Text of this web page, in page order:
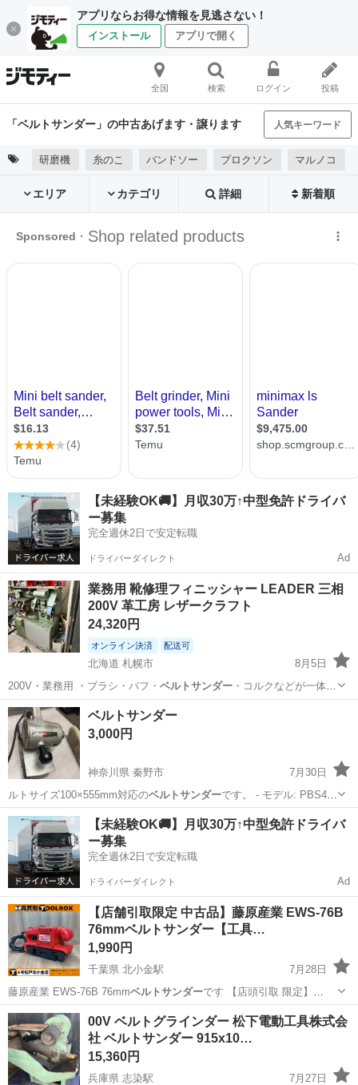
アプリならお得な情報を見逃さない！
インストール アプリで開く
全国 検索 ログイン 投稿
「ベルトサンダー」の中古あげます・譲ります 人気キーワード
研磨機 糸のこ バンドソー プロクソン マルノコ
エリア カテゴリ 詳細 新着順
【未経験OK🚚】月収30万↑中型免許ドライバ
ー募集
完全週休2日で安定転職
ドライバーダイレクト Ad
業務用 靴修理フィニッシャー LEADER 三相
200V 革工房 レザークラフト
24,320円
オンライン決済 配送可
北海道 札幌市
8月5日
200V・業務用 ・ブラシ・バフ・ ベルトサンダー・コルクなどが一体に
なった本格的な…
北海道 札幌市 靴
ベルトサンダー
3,000円
神奈川県 秦野市
7月30日
ルトサイズ100×555mm対応のベルトサンダーです。 - モデル: PBS4
…神奈川 秦野市 その他
【未経験OK🚚】月収30万↑中型免許ドライバ
ー募集
完全週休2日で安定転職
ドライバーダイレクト Ad
【店舗引取限定 中古品】藤原産業 EWS-76B
76mmベルトサンダー【工具…
1,990円
千葉県 北小金駅
7月28日
藤原産業 EWS-76B 76mmベルトサンダーです 【店頭引取 限定】
【購…
千葉 松戸市 北小金駅 その他 ツールボックス
00V ベルトグラインダー 松下電動工具株式会
社 ベルトサンダー 915x10…
15,360円
兵庫県 志染駅
7月27日